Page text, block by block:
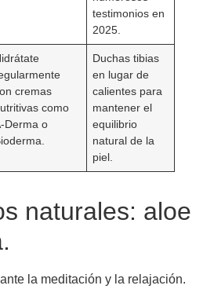
testimonios en
2025.
cremas
como
Derma o
Duchas tibias
en lugar de
calientes para
mantener el
equilibrio
natural de la
piel.
naturales: aloe
la meditación y la relajación.